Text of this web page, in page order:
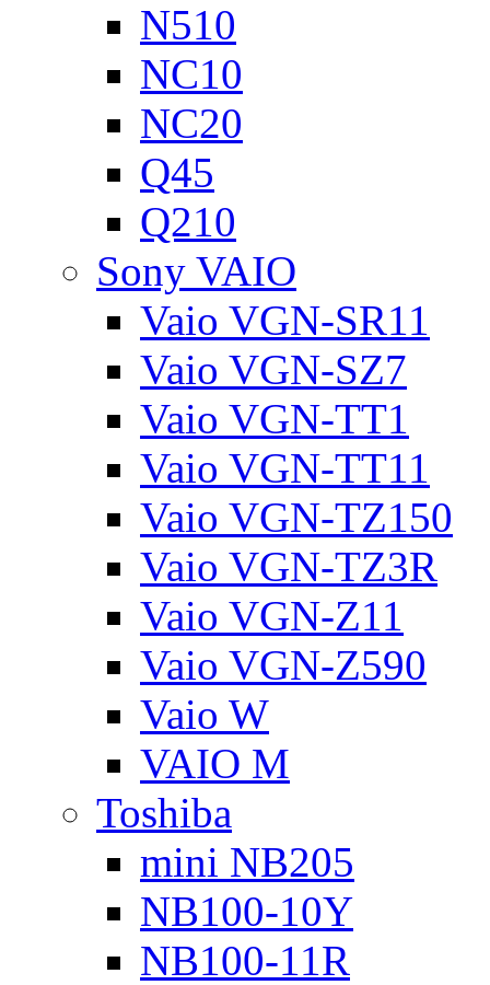
N510
NC10
NC20
Q45
Q210
Sony VAIO
Vaio VGN-SR11
Vaio VGN-SZ7
Vaio VGN-TT1
Vaio VGN-TT11
Vaio VGN-TZ150
Vaio VGN-TZ3R
Vaio VGN-Z11
Vaio VGN-Z590
Vaio W
VAIO M
Toshiba
mini NB205
NB100-10Y
NB100-11R